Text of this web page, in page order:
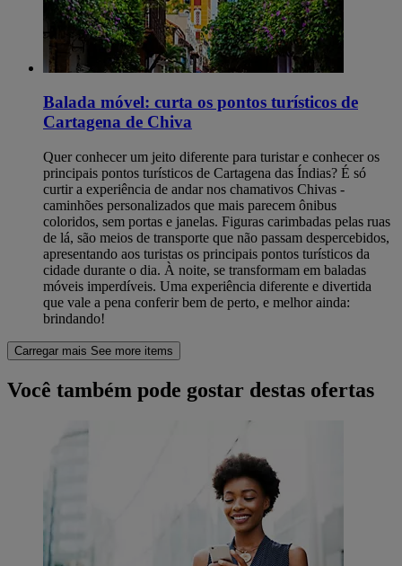
Balada móvel: curta os pontos turísticos de
Cartagena de Chiva
Quer conhecer um jeito diferente para turistar e conhecer os
principais pontos turísticos de Cartagena das Índias? É só
curtir a experiência de andar nos chamativos Chivas -
caminhões personalizados que mais parecem ônibus
coloridos, sem portas e janelas. Figuras carimbadas pelas ruas
de lá, são meios de transporte que não passam despercebidos,
apresentando aos turistas os principais pontos turísticos da
cidade durante o dia. À noite, se transformam em baladas
móveis imperdíveis. Uma experiência diferente e divertida
que vale a pena conferir bem de perto, e melhor ainda:
brindando!
Carregar mais See more items
Você também pode gostar destas ofertas